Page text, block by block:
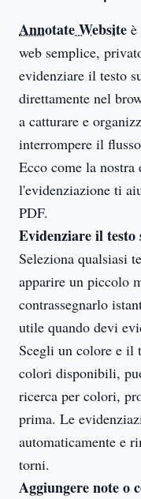
Annotate Website
web semplice,
evidenziare il testo
direttamente nel
a catturare e
interrompere il
Ecco come la nostra
l'evidenziazione ti
PDF.
Evidenziare il testo
Seleziona qualsiasi
apparire un piccolo
contrassegnarlo
utile quando devi
Scegli un colore e il
colori disponibili,
ricerca per colori,
prima. Le
automaticamente e
torni.
Aggiungere note o